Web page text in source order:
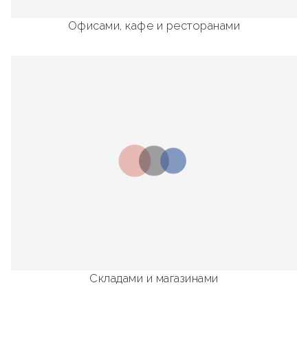
Офисами, кафе и ресторанами
Складами и магазинами